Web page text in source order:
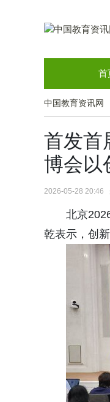
首
中国教育资讯网
首发首
博会以
2026-05-28 20:46
北京
乾表示，创